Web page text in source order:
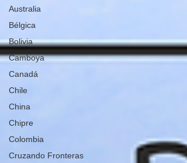
Australia
Bélgica
Bolivia
Camboya
Canadá
Chile
China
Chipre
Colombia
Cruzando Fronteras